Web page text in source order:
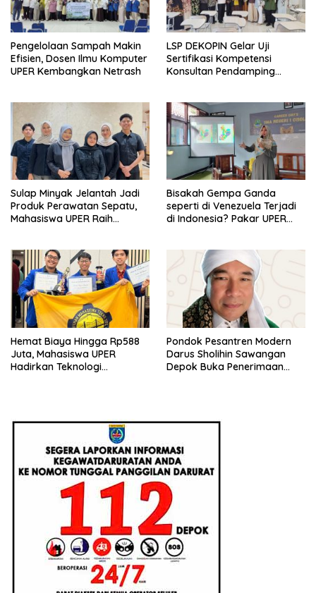
Pengelolaan Sampah Makin
Efisien, Dosen Ilmu Komputer
UPER Kembangkan Netrash
LSP DEKOPIN Gelar Uji
Sertifikasi Kompetensi
Konsultan Pendamping
Sulap Minyak Jelantah Jadi
Produk Perawatan Sepatu,
Mahasiswa UPER Raih
Bisakah Gempa Ganda
seperti di Venezuela Terjadi
di Indonesia? Pakar UPER
Hemat Biaya Hingga Rp588
Juta, Mahasiswa UPER
Hadirkan Teknologi
Pondok Pesantren Modern
Darus Sholihin Sawangan
Depok Buka Penerimaan